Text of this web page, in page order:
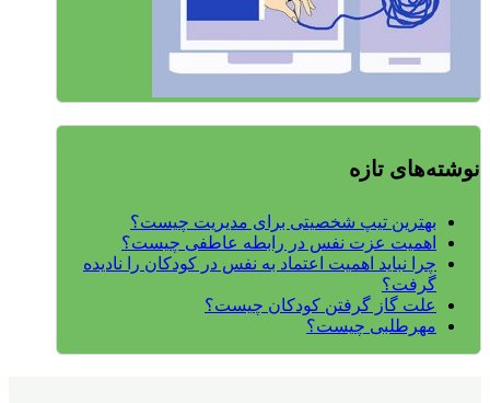
نوشته‌های تازه
بهترین تیپ شخصیتی برای مدیریت چیست؟
اهمیت عزت نفس در رابطه عاطفی چیست؟
چرا نباید اهمیت اعتماد به نفس در کودکان را نادیده
گرفت؟
علت گاز گرفتن کودکان چیست؟
مهرطلبی چیست؟